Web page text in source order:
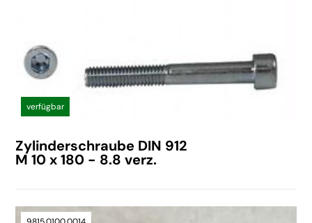
verfügbar
Zylinderschraube DIN 912
M 10 x 180 - 8.8 verz.